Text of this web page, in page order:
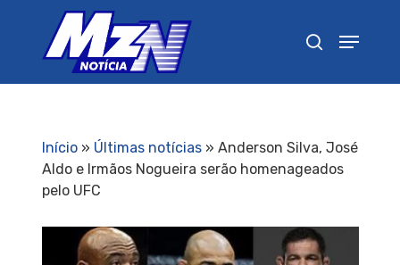
Início» Últimas notícias» Anderson Silva, José
Aldo e Irmãos Nogueira serão homenageados
pelo UFC